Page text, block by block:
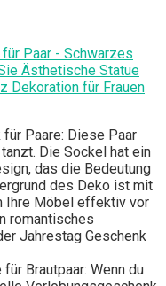
Paar - Schwarzes
Ästhetische Statue
Dekoration für Frauen
Paare: Diese Paar
Die Sockel hat ein
das die Bedeutung
des Deko ist mit
Ihre Möbel effektiv vor
romantisches
Jahrestag Geschenk
Brautpaar: Wenn du